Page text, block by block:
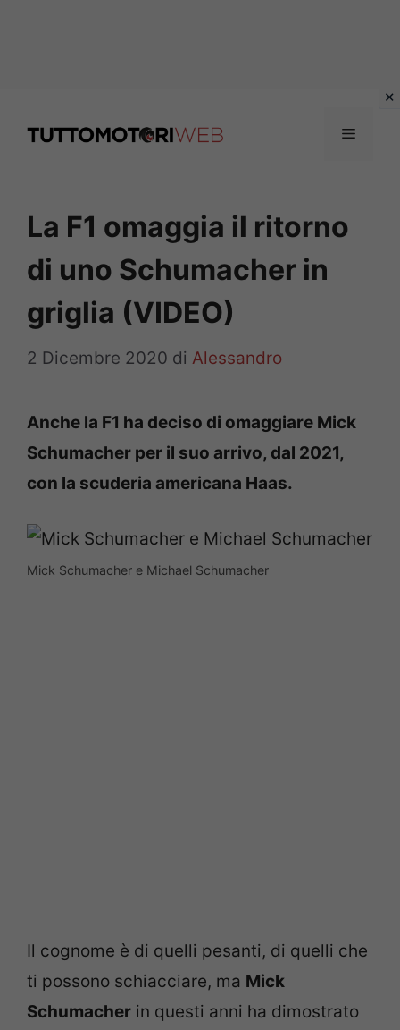
Menu
La F1 omaggia il ritorno
di uno Schumacher in
griglia (VIDEO)
2 Dicembre 2020 di Alessandro
Anche la F1 ha deciso di omaggiare Mick
Schumacher per il suo arrivo, dal 2021,
con la scuderia americana Haas.
Mick Schumacher e Michael Schumacher
Il cognome è di quelli pesanti, di quelli che
ti possono schiacciare, ma Mick
Schumacher in questi anni ha dimostrato